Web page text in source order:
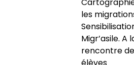
les
Migr’asile. A
rencontre